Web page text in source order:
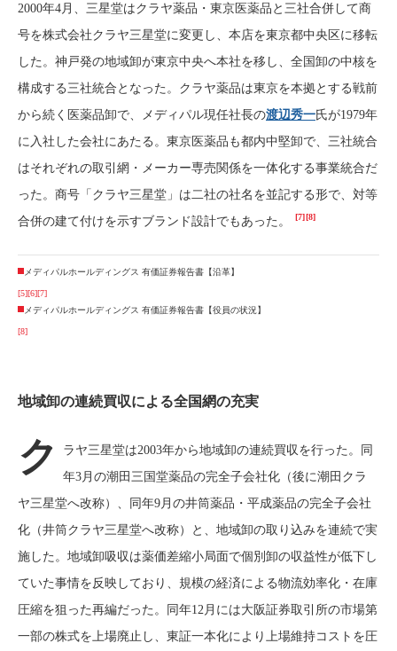
2000年4月、三星堂はクラヤ薬品・東京医薬品と三社合併して商
号を株式会社クラヤ三星堂に変更し、本店を東京都中央区に移転
した。神戸発の地域卸が東京中央へ本社を移し、全国卸の中核を
構成する三社統合となった。クラヤ薬品は東京を本拠とする戦前
から続く医薬品卸で、メディパル現任社長の渡辺秀一氏が1979年
に入社した会社にあたる。東京医薬品も都内中堅卸で、三社統合
はそれぞれの取引網・メーカー専売関係を一体化する事業統合だ
った。商号「クラヤ三星堂」は二社の社名を並記する形で、対等
合併の建て付けを示すブランド設計でもあった。
[7][8]
メディパルホールディングス 有価証券報告書【沿革】
[5][6][7]
メディパルホールディングス 有価証券報告書【役員の状況】
[8]
地域卸の連続買収による全国網の充実
ク
ラヤ三星堂は2003年から地域卸の連続買収を行った。同
年3月の潮田三国堂薬品の完全子会社化（後に潮田クラ
ヤ三星堂へ改称）、同年9月の井筒薬品・平成薬品の完全子会社
化（井筒クラヤ三星堂へ改称）と、地域卸の取り込みを連続で実
施した。地域卸吸収は薬価差縮小局面で個別卸の収益性が低下し
ていた事情を反映しており、規模の経済による物流効率化・在庫
圧縮を狙った再編だった。同年12月には大阪証券取引所の市場第
一部の株式を上場廃止し、東証一本化により上場維持コストを圧